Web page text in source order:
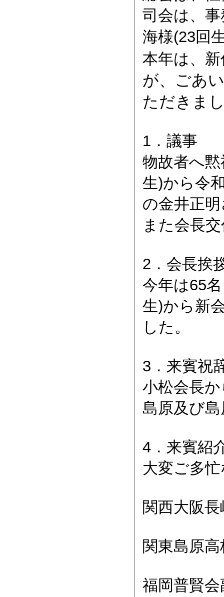
司会は、
海様(23回
本年は、
が、ごあ
ただきま
1．議事
物故者へ
生)から令
の金井正
また会長
2．会長挨
今年は65
生)から新
した。
3．来賓祝
小松会長
島原及び
4．来賓紹
大変ご多
関西大阪
関東島原
福岡普